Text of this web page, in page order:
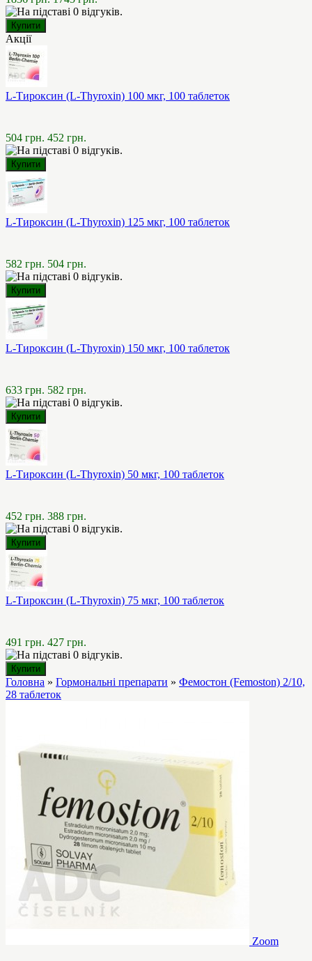
Акції
L-Тироксин (L-Thyroxin) 100 мкг, 100 таблеток
504 грн. 452 грн.
L-Тироксин (L-Thyroxin) 125 мкг, 100 таблеток
582 грн. 504 грн.
L-Тироксин (L-Thyroxin) 150 мкг, 100 таблеток
633 грн. 582 грн.
L-Тироксин (L-Thyroxin) 50 мкг, 100 таблеток
452 грн. 388 грн.
L-Тироксин (L-Thyroxin) 75 мкг, 100 таблеток
491 грн. 427 грн.
Головна » Гормональні препарати » Фемостон (Femoston) 2/10,
28 таблеток
Zoom